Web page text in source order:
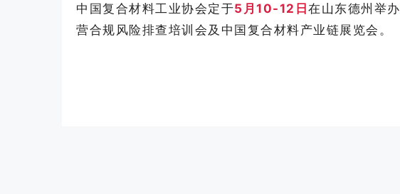
中国复合材料工业协会定于5月10-12日在山东德州举办
营合规风险排查培训会及中国复合材料产业链展览会。